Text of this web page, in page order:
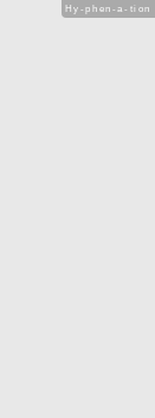
Hy-phen-a-tion